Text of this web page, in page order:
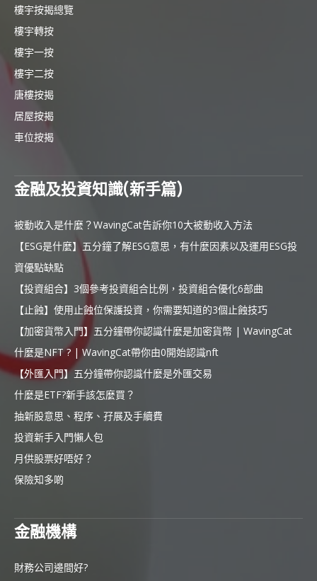
樓宇按揭總覽
樓宇轉按
樓宇一按
樓宇二按
唐樓按揭
居屋按揭
車位按揭
金融及投資知識(新手篇)
被動收入是什麼？WavingCat告訴你10大被動收入方法
【ESG是什麼】五分鐘了解ESG意思，有什麼因素以及運用ESG投
資優點缺點
【投資組合】3個參考投資組合比例，投資組合優化6部曲
【止蝕】使用止蝕位保護投資，你需要知道的3個止蝕技巧
【加密貨幣入門】五分鐘帶你認識什麼是加密貨幣 | WavingCat
什麼是NFT ? | WavingCat帶你由0開始認識nft
【外匯入門】五分鐘帶你認識什麼是外匯交易
什麼是ETF?新手該怎麼買？
抽新股意思、程序、孖展及手續費
投資新手入門懶人包
月供股票好唔好？
保險知多啲
金融機構
財務公司邊間好?